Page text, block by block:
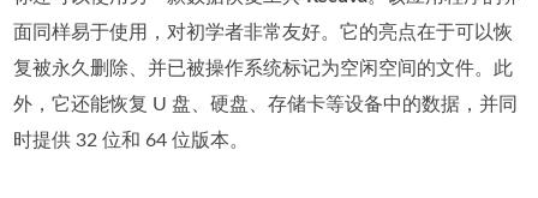
面同样易于使用，对初学者非常友好。它的亮点在于可以恢
复被永久删除、并已被操作系统标记为空闲空间的文件。此
外，它还能恢复 U 盘、硬盘、存储卡等设备中的数据，并同
时提供 32 位和 64 位版本。